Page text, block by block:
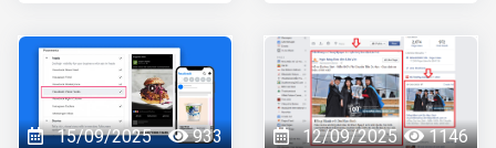
lợi hại này. Facebook
luôn mở ra những cơ
hội bất tận cho tất cả
mọi người biết nắm bắt
tiêu chiến dịch quảng
cáo facebooktrong
bài viết này.
15/09/2025
933 12/09/2025 1146